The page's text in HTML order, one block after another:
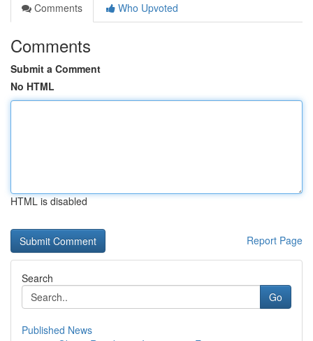
Comments
Who Upvoted
Comments
Submit a Comment
No HTML
HTML is disabled
Report Page
Search
Go
Published News